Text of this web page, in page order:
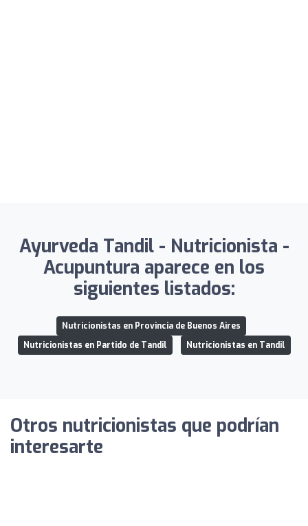
Ayurveda Tandil - Nutricionista -
Acupuntura aparece en los
siguientes listados:
Nutricionistas en Provincia de Buenos Aires
Nutricionistas en Partido de Tandil
Nutricionistas en Tandil
Otros nutricionistas que podrían
interesarte